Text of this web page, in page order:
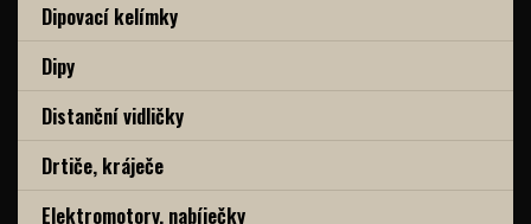
Dipovací kelímky
Dipy
Distanční vidličky
Drtiče, kráječe
Elektromotory, nabíječky